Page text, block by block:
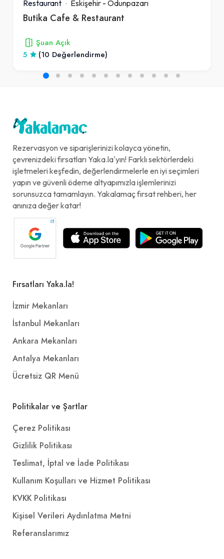
Restaurant Eskişehir - Odunpazarı
Butika Cafe & Restaurant
Şuan Açık
5
(10 Değerlendirme)
Rezervasyon ve siparişlerinizi kolayca yönetin,
çevrenizdeki fırsatları Yaka.la'yın! Farklı sektörlerdeki
işletmeleri keşfedin, değerlendirmelerle en iyi seçimleri
yapın ve güvenli ödeme altyapımızla işlemlerinizi
sorunsuzca tamamlayın. Yakalamaç fırsat rehberi, her
anınıza değer katar!
Fırsatları Yaka.la!
İzmir Mekanları
İstanbul Mekanları
Ankara Mekanları
Antalya Mekanları
Ücretsiz QR Menü
Politikalar ve Şartlar
Çerez Politikası
Gizlilik Politikası
Teslimat, İptal ve İade Politikası
Kullanım Koşulları ve Hizmet Politikası
KVKK Politikası
Kişisel Verileri Aydınlatma Metni
Referanslarımız